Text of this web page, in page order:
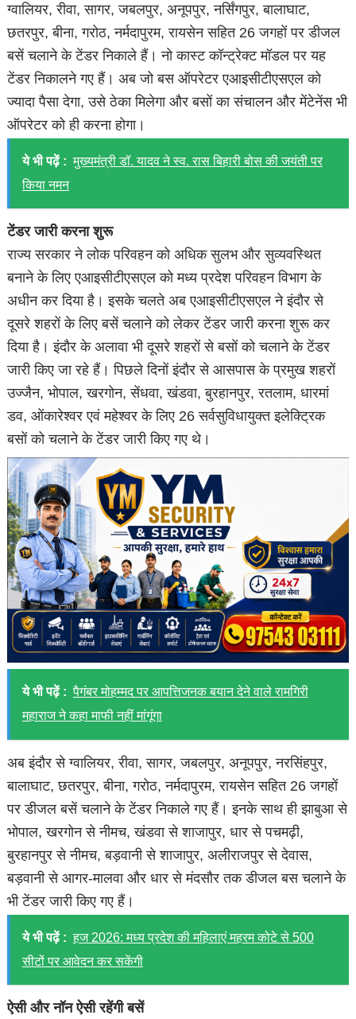
ग्वालियर, रीवा, सागर, जबलपुर, अनूपपुर, नर्सिंगपुर, बालाघाट,
छतरपुर, बीना, गरोठ, नर्मदापुरम, रायसेन सहित 26 जगहों पर डीजल
बसें चलाने के टेंडर निकाले हैं। नो कास्ट कॉन्ट्रेक्ट मॉडल पर यह
टेंडर निकालने गए हैं। अब जो बस ऑपरेटर एआइसीटीएसएल को
ज्यादा पैसा देगा, उसे ठेका मिलेगा और बसों का संचालन और मेंटेनेंस भी
ऑपरेटर को ही करना होगा।
ये भी पढ़ें : मुख्यमंत्री डॉ. यादव ने स्व. रास बिहारी बोस की जयंती पर
किया नमन
टेंडर जारी करना शुरू
राज्य सरकार ने लोक परिवहन को अधिक सुलभ और सुव्यवस्थित
बनाने के लिए एआइसीटीएसएल को मध्य प्रदेश परिवहन विभाग के
अधीन कर दिया है। इसके चलते अब एआइसीटीएसएल ने इंदौर से
दूसरे शहरों के लिए बसें चलाने को लेकर टेंडर जारी करना शुरू कर
दिया है। इंदौर के अलावा भी दूसरे शहरों से बसों को चलाने के टेंडर
जारी किए जा रहे हैं। पिछले दिनों इंदौर से आसपास के प्रमुख शहरों
उज्जैन, भोपाल, खरगोन, सेंधवा, खंडवा, बुरहानपुर, रतलाम, धारमां
डव, ओंकारेश्वर एवं महेश्वर के लिए 26 सर्वसुविधायुक्त इलेक्ट्रिक
बसों को चलाने के टेंडर जारी किए गए थे।
ये भी पढ़ें : पैगंबर मोहम्मद पर आपत्तिजनक बयान देने वाले रामगिरी
महाराज ने कहा माफी नहीं मांगूंगा
अब इंदौर से ग्वालियर, रीवा, सागर, जबलपुर, अनूपपुर, नरसिंहपुर,
बालाघाट, छतरपुर, बीना, गरोठ, नर्मदापुरम, रायसेन सहित 26 जगहों
पर डीजल बसें चलाने के टेंडर निकाले गए हैं। इनके साथ ही झाबुआ से
भोपाल, खरगोन से नीमच, खंडवा से शाजापुर, धार से पचमढ़ी,
बुरहानपुर से नीमच, बड़वानी से शाजापुर, अलीराजपुर से देवास,
बड़वानी से आगर-मालवा और धार से मंदसौर तक डीजल बस चलाने के
भी टेंडर जारी किए गए हैं।
ये भी पढ़ें : हज 2026: मध्य प्रदेश की महिलाएं महरम कोटे से 500
सीटों पर आवेदन कर सकेंगी
ऐसी और नॉन ऐसी रहेंगी बसें